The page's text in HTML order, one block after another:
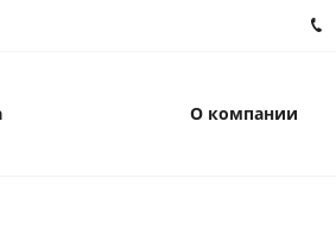
О компании